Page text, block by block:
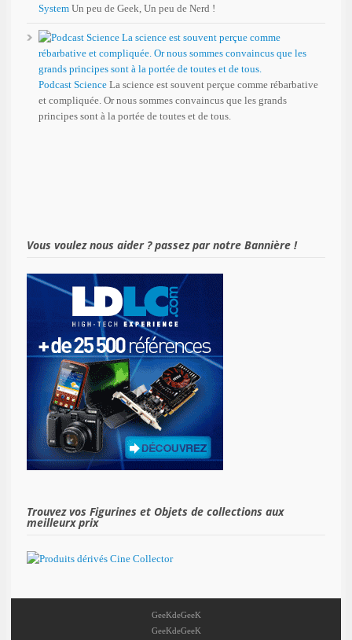
System Un peu de Geek, Un peu de Nerd !
Podcast Science La science est souvent perçue comme rébarbative
et compliquée. Or nous sommes convaincus que les grands
principes sont à la portée de toutes et de tous.
Vous voulez nous aider ? passez par notre Bannière !
Trouvez vos Figurines et Objets de collections aux
meilleurx prix
GeeKdeGeeK
GeeKdeGeeK